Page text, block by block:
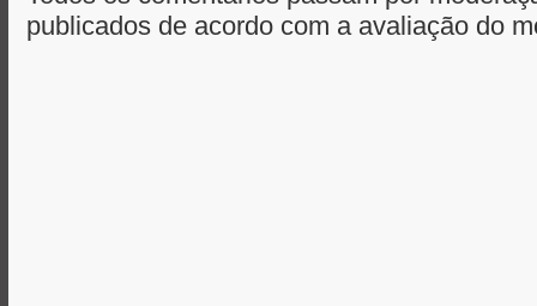
publicados de acordo com a avaliação do